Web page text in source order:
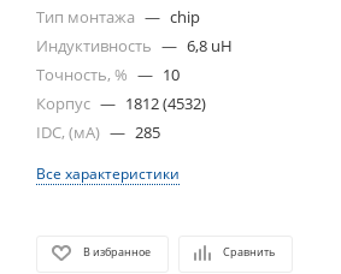
Тип монтажа — chip
Индуктивность — 6,8 uH
Точность, % — 10
Корпус — 1812 (4532)
IDC, (мА) — 285
Все характеристики
В избранное Сравнить